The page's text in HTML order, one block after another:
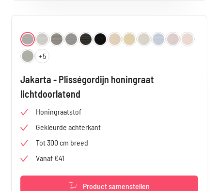
Selecteer
Kleur
Wit 4850Biscuit 4851
Coffee 4852
Crystal Grey 4853
Graphite 4854
Zwart 4855
Oud Geel 4856
Yellow 4857
Mint 4858Ocean 4859
Ash Rose 4860
Peach
Clear 4862
+5
Jakarta - Plisségordijn honingraat
lichtdoorlatend
Honingraatstof
Gekleurde achterkant
Tot 300 cm breed
Vanaf €41
Product samenstellen